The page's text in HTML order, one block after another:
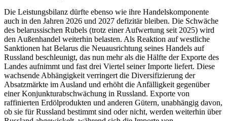
Die Leistungsbilanz dürfte ebenso wie ihre Handelskomponente
auch in den Jahren 2026 und 2027 defizitär bleiben. Die Schwäche
des belarussischen Rubels (trotz einer Aufwertung seit 2025) wird
den Außenhandel weiterhin belasten. Als Reaktion auf westliche
Sanktionen hat Belarus die Neuausrichtung seines Handels auf
Russland beschleunigt, das nun mehr als die Hälfte der Exporte des
Landes aufnimmt und fast drei Viertel seiner Importe liefert. Diese
wachsende Abhängigkeit verringert die Diversifizierung der
Absatzmärkte im Ausland und erhöht die Anfälligkeit gegenüber
einer Konjunkturabschwächung in Russland. Exporte von
raffinierten Erdölprodukten und anderen Gütern, unabhängig davon,
ob sie für Russland bestimmt sind oder nicht, werden weiterhin über